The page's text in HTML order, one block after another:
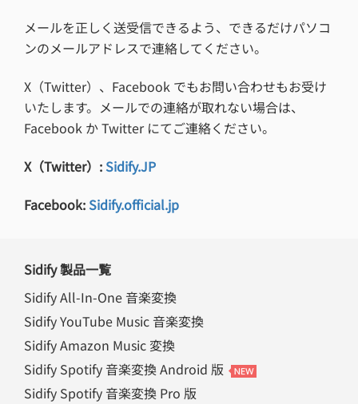
メールを正しく送受信できるよう、できるだけパソコ
ンのメールアドレスで連絡してください。
X（Twitter）、Facebook でもお問い合わせもお受け
いたします。メールでの連絡が取れない場合は、
Facebook か Twitter にてご連絡ください。
X（Twitter）: Sidify.JP
Facebook: Sidify.official.jp
Sidify 製品一覧
Sidify All-In-One 音楽変換
Sidify YouTube Music 音楽変換
Sidify Amazon Music 変換
Sidify Spotify 音楽変換 Android 版
Sidify Spotify 音楽変換 Pro 版